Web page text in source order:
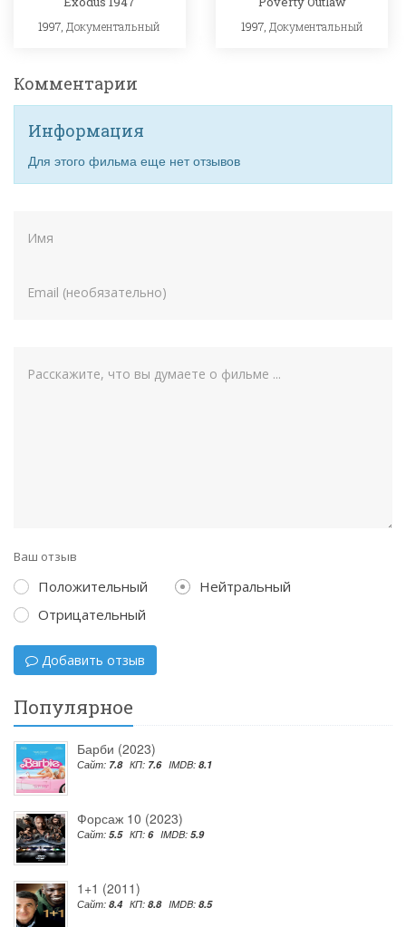
1997, Документальный 1997, Документальный
Комментарии
Информация
Для этого фильма еще нет отзывов
Ваш отзыв
Положительный
Нейтральный
Отрицательный
Добавить отзыв
Популярное
Барби (2023)
Сайт: 7.8 КП: 7.6 IMDB: 8.1
Форсаж 10 (2023)
Сайт: 5.5 КП: 6 IMDB: 5.9
1+1 (2011)
Сайт: 8.4 КП: 8.8 IMDB: 8.5